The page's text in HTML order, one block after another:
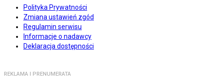
Polityka Prywatności
Zmiana ustawień zgód
Regulamin serwisu
Informacje o nadawcy
Deklaracja dostępności
REKLAMA I PRENUMERATA